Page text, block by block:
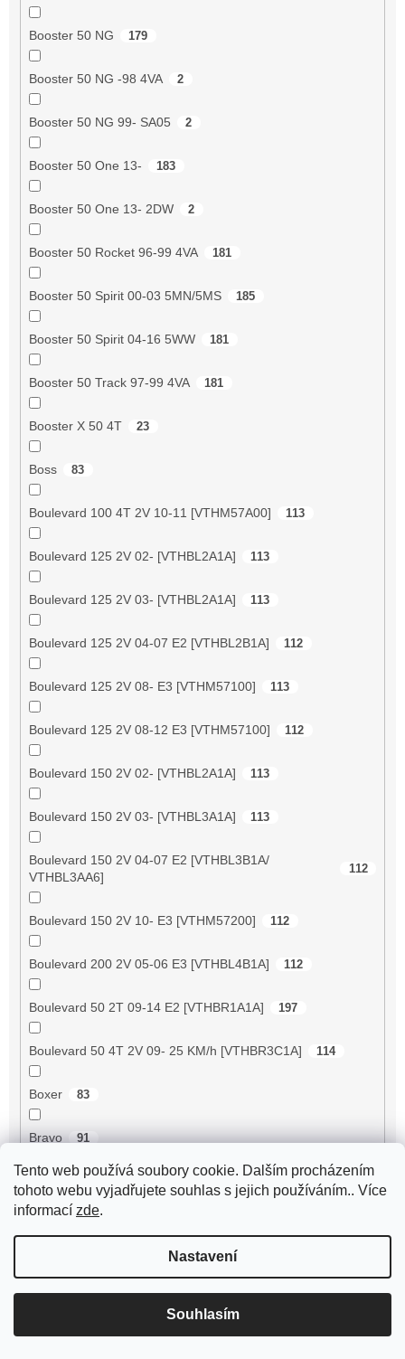
Tento web používá soubory cookie. Dalším procházením
tohoto webu vyjadřujete souhlas s jejich používáním.. Více
informací zde.
Nastavení
Souhlasím
Booster 50 NG 179
Booster 50 NG -98 4VA 2
Booster 50 NG 99- SA05 2
Booster 50 One 13- 183
Booster 50 One 13- 2DW 2
Booster 50 Rocket 96-99 4VA 181
Booster 50 Spirit 00-03 5MN/5MS 185
Booster 50 Spirit 04-16 5WW 181
Booster 50 Track 97-99 4VA 181
Booster X 50 4T 23
Boss 83
Boulevard 100 4T 2V 10-11 [VTHM57A00] 113
Boulevard 125 2V 02- [VTHBL2A1A] 113
Boulevard 125 2V 03- [VTHBL2A1A] 113
Boulevard 125 2V 04-07 E2 [VTHBL2B1A] 112
Boulevard 125 2V 08- E3 [VTHM57100] 113
Boulevard 125 2V 08-12 E3 [VTHM57100] 112
Boulevard 150 2V 02- [VTHBL2A1A] 113
Boulevard 150 2V 03- [VTHBL3A1A] 113
Boulevard 150 2V 04-07 E2 [VTHBL3B1A/
VTHBL3AA6]
112
Boulevard 150 2V 10- E3 [VTHM57200] 112
Boulevard 200 2V 05-06 E3 [VTHBL4B1A] 112
Boulevard 50 2T 09-14 E2 [VTHBR1A1A] 197
Boulevard 50 4T 2V 09- 25 KM/h [VTHBR3C1A] 114
Boxer 83
Bravo 91
Breeze 125 ZN125T-D 89
72